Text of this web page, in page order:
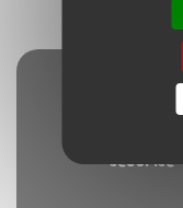
sécurisé